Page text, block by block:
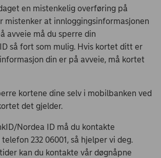
en mistenkelig overføring på
mistenker at innloggingsinformasjonen
avveie må du sperre din
så fort som mulig. Hvis kortet ditt er
din er på avveie, må kortet
kortene dine selv i mobilbanken ved
det gjelder.
Nordea ID må du kontakte
232 06001, så hjelper vi deg.
kan du kontakte vår døgnåpne